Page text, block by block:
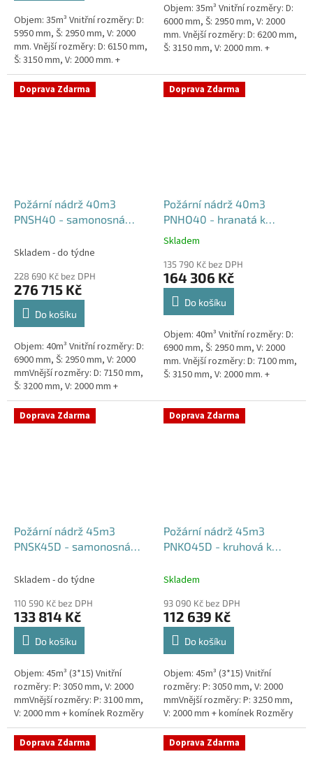
Objem: 35m³ Vnitřní rozměry: D:
5950 mm, Š: 2950 mm, V: 2000
mm. Vnější rozměry: D: 6150 mm,
Š: 3150 mm, V: 2000 mm. +
komínek. Běžná doba dodání 2-3
týdny od objednávky....
hvězdiček.
Objem: 35m³ Vnitřní rozměry: D:
6000 mm, Š: 2950 mm, V: 2000
mm. Vnější rozměry: D: 6200 mm,
Š: 3150 mm, V: 2000 mm. +
týdny od objednávky....
Doprava Zdarma
Požární nádrž 40m3
PNSH40 - samonosná
Skladem - do týdne
228 690 Kč bez DPH
276 715 Kč
Do košíku
Objem: 40m³ Vnitřní rozměry: D:
6900 mm, Š: 2950 mm, V: 2000
mmVnější rozměry: D: 7150 mm,
Š: 3200 mm, V: 2000 mm +
komínek Běžná doba dodání 2-3
týdny od objednávky. Rozměry...
Doprava Zdarma
Požární nádrž 40m3
PNHO40 - hranatá k
obetonování
Průměrné
produktu
je
5,0
hvězdiček.
Skladem
135 790 Kč bez DPH
164 306 Kč
Do košíku
Objem: 40m³ Vnitřní rozměry: D:
6900 mm, Š: 2950 mm, V: 2000
mm. Vnější rozměry: D: 7100 mm,
Š: 3150 mm, V: 2000 mm. +
týdny od objednávky....
Doprava Zdarma
Požární nádrž 45m3
PNSK45D - samonosná
Skladem - do týdne
110 590 Kč bez DPH
133 814 Kč
Do košíku
Objem: 45m³ (3*15) Vnitřní
rozměry: P: 3050 mm, V: 2000
mmVnější rozměry: P: 3100 mm,
V: 2000 mm + komínek Rozměry
nádrže možno jakkoliv upravit -
vyrobíme nádrž na...
Doprava Zdarma
Požární nádrž 45m3
PNKO45D - kruhová k
Skladem
93 090 Kč bez DPH
112 639 Kč
Do košíku
Objem: 45m³ (3*15) Vnitřní
rozměry: P: 3050 mm, V: 2000
mmVnější rozměry: P: 3250 mm,
V: 2000 mm + komínek Rozměry
nádrže možno jakkoliv upravit -
vyrobíme nádrž na...
Doprava Zdarma Doprava Zdarma